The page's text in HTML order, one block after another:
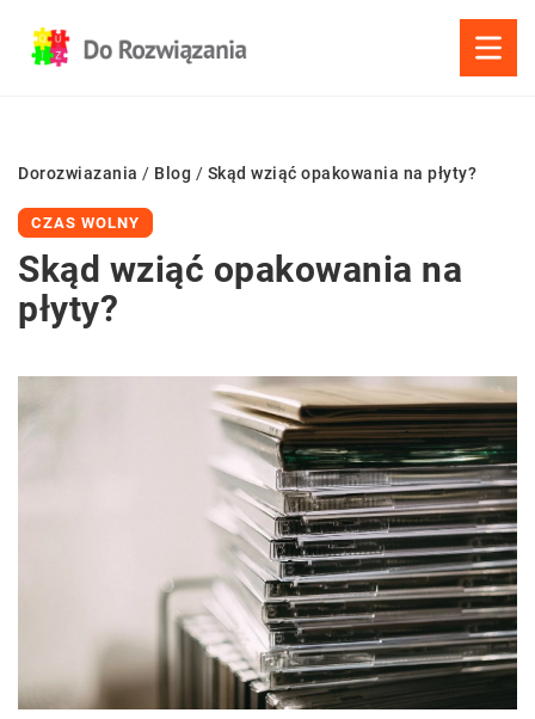
Dorozwiazania / Blog / Skąd wziąć opakowania na płyty?
CZAS WOLNY
Skąd wziąć opakowania na
płyty?